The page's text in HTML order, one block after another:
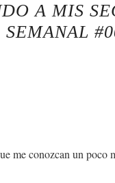
A MIS
me conozcan un poco